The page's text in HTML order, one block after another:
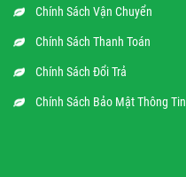
Chính Sách Vận Chuyển
Chính Sách Thanh Toán
Chính Sách Đổi Trả
Chính Sách Bảo Mật Thông Tin